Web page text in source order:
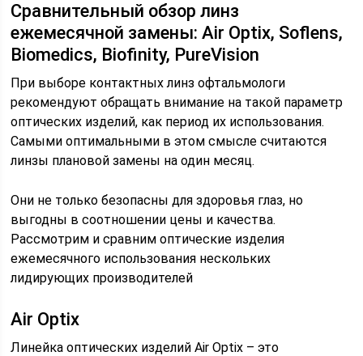
Сравнительный обзор линз
ежемесячной замены: Air Optix, Soflens,
Biomedics, Biofinity, PureVision
При выборе контактных линз офтальмологи
рекомендуют обращать внимание на такой параметр
оптических изделий, как период их использования.
Самыми оптимальными в этом смысле считаются
линзы плановой замены на один месяц.
Они не только безопасны для здоровья глаз, но
выгодны в соотношении цены и качества.
Рассмотрим и сравним оптические изделия
ежемесячного использования нескольких
лидирующих производителей
Air Optix
Линейка оптических изделий Air Optix – это